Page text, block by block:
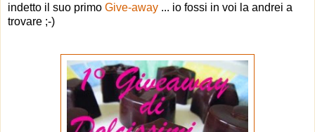
indetto il suo primo Give-away ... io fossi in voi la andrei a
trovare ;-)